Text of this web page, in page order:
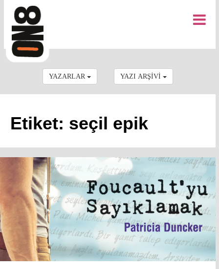
YAZARLAR YAZI ARŞİVİ
Etiket: seçil epik